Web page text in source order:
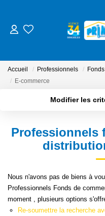
NOS
Location
Accueil Professionnels
E-commerce
Modifier les
Sélectionnez...
Type de bien
Créer une alerte
Professionnels
Nous n'avons pas de biens à
Professionnels Fonds de
moment , plusieurs options
Re-soumettre la recherche